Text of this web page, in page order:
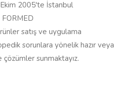
2005'te İstanbul
satış ve uygulama
sorunlara yönelik hazır veya
sunmaktayız.